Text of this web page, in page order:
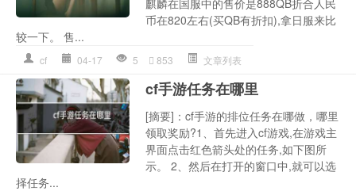
币在820左右(买QB有折扣),拿日服来比
较一下。 售...
cf 04-17 5 853 文章列表
cf手游任务在哪里
[摘要]：cf手游的排位任务在哪做，哪里
领取奖励?1、首先进入cf游戏,在游戏主
界面点击红色箭头处的任务,如下图所
示。 2、然后在打开的窗口中,就可以选
择任务...